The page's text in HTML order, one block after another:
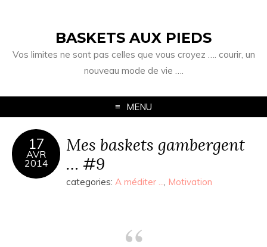
BASKETS AUX PIEDS
Vos limites ne sont pas celles que vous croyez …. courir, un
nouveau mode de vie ….
MENU
17
AVR
2014
Mes baskets gambergent
… #9
categories: A méditer ..., Motivation